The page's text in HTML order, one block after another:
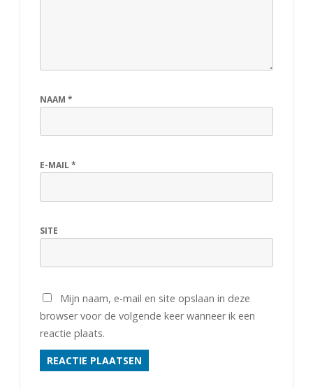
NAAM *
E-MAIL*
SITE
Mijn naam, e-mail en site opslaan in deze
browser voor de volgende keer wanneer ik een
reactie plaats.